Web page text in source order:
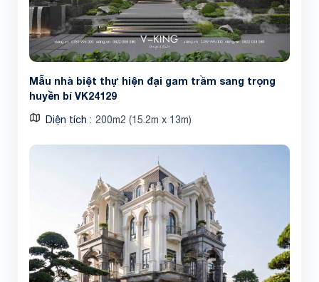
Mẫu nhà biệt thự hiện đại gam trầm sang trọng
huyền bí VK24129
Diện tích 200m2 (15.2m x 13m)